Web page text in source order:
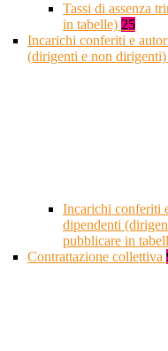
Tassi di assenza
in tabelle) 25
Incarichi conferiti e
(dirigenti e non dirigenti)
Incarichi conferiti
dipendenti
pubblicare in
Contrattazione collettiva